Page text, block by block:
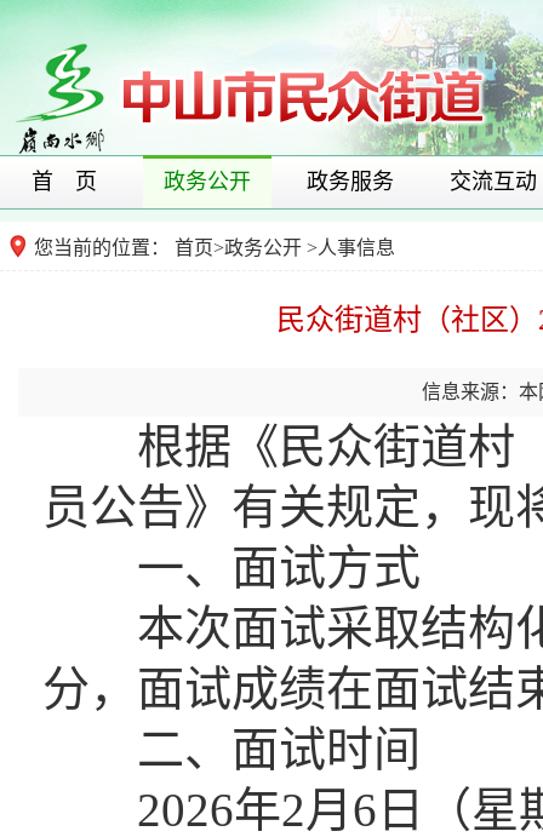
首 页 政务公开 政务服务 交流互动
您当前的位置： 首页>政务公开 >人事信息
民众街道村（社区
信息来源：本
根据《民众街道村（
员公告》有关规定，现
一、面试方式
本次面试采取结构化
分，面试成绩在面试结
二、面试时间
2026年2月6日（星